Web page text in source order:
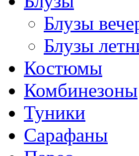
Блузы
Блузы
Костюмы
Комбинезоны
Туники
Сарафаны